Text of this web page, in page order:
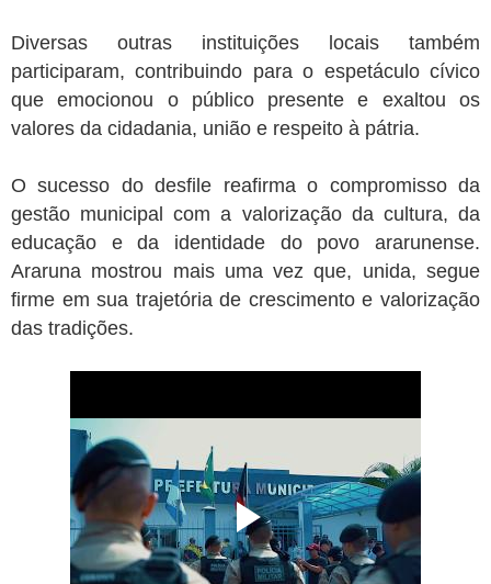
Diversas outras instituições locais também
participaram, contribuindo para o espetáculo cívico
que emocionou o público presente e exaltou os
valores da cidadania, união e respeito à pátria.
O sucesso do desfile reafirma o compromisso da
gestão municipal com a valorização da cultura, da
educação e da identidade do povo ararunense.
Araruna mostrou mais uma vez que, unida, segue
firme em sua trajetória de crescimento e valorização
das tradições.